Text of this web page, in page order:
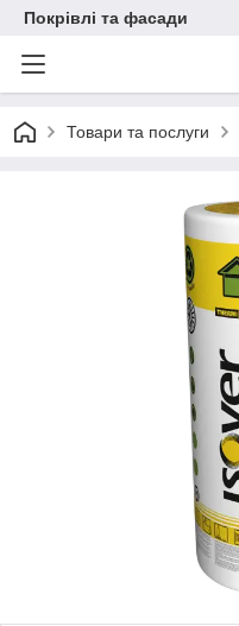
Покрівлі та фасади
Товари та послуги